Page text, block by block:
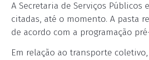
A Secretaria de Serviços
citadas, até o momento. A pasta
de acordo com a programação
Em relação ao transporte